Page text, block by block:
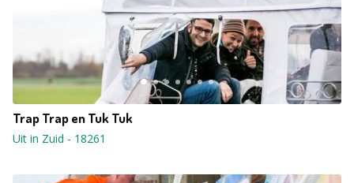
Trap Trap en Tuk Tuk
Uit in Zuid - 18261